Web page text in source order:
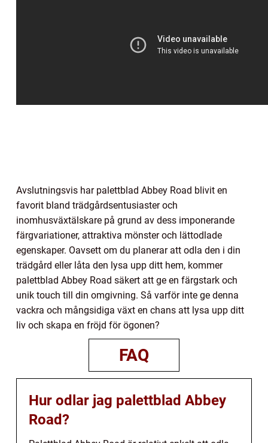
Avslutningsvis har palettblad Abbey Road blivit en
favorit bland trädgårdsentusiaster och
inomhusväxtälskare på grund av dess imponerande
färgvariationer, attraktiva mönster och lättodlade
egenskaper. Oavsett om du planerar att odla den i din
trädgård eller låta den lysa upp ditt hem, kommer
palettblad Abbey Road säkert att ge en färgstark och
unik touch till din omgivning. Så varför inte ge denna
vackra och mångsidiga växt en chans att lysa upp ditt
liv och skapa en fröjd för ögonen?
FAQ
Hur odlar jag palettblad Abbey
Road?